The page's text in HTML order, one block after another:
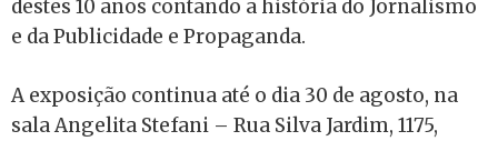
destes 10 anos contando a história do Jornalismo
e da Publicidade e Propaganda.
A exposição continua até o dia 30 de agosto, na
sala Angelita Stefani – Rua Silva Jardim, 1175,